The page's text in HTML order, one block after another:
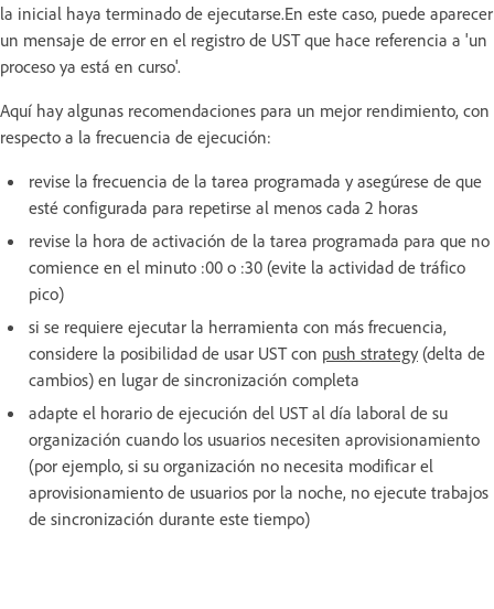
la inicial haya terminado de ejecutarse.En este caso, puede aparecer
un mensaje de error en el registro de UST que hace referencia a 'un
proceso ya está en curso'.
Aquí hay algunas recomendaciones para un mejor rendimiento, con
respecto a la frecuencia de ejecución:
revise la frecuencia de la tarea programada y asegúrese de que
esté configurada para repetirse al menos cada 2 horas
revise la hora de activación de la tarea programada para que no
comience en el minuto :00 o :30 (evite la actividad de tráfico
pico)
si se requiere ejecutar la herramienta con más frecuencia,
considere la posibilidad de usar UST con push strategy (delta de
cambios) en lugar de sincronización completa
adapte el horario de ejecución del UST al día laboral de su
organización cuando los usuarios necesiten aprovisionamiento
(por ejemplo, si su organización no necesita modificar el
aprovisionamiento de usuarios por la noche, no ejecute trabajos
de sincronización durante este tiempo)